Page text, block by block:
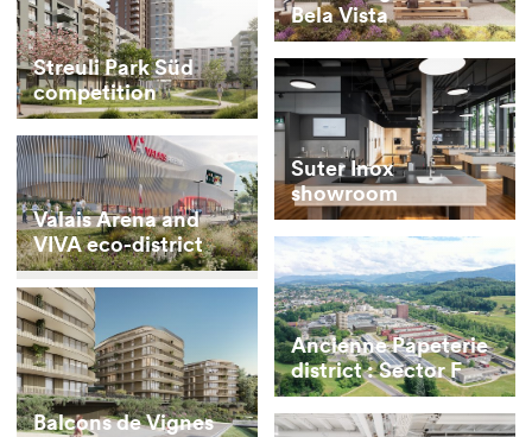
Bela Vista
Streuli Park Süd
competition
Suter Inox
showroom
Valais Arena and
VIVA eco-district
Ancienne Papeterie
district : Sector F
Balcons de Vignes